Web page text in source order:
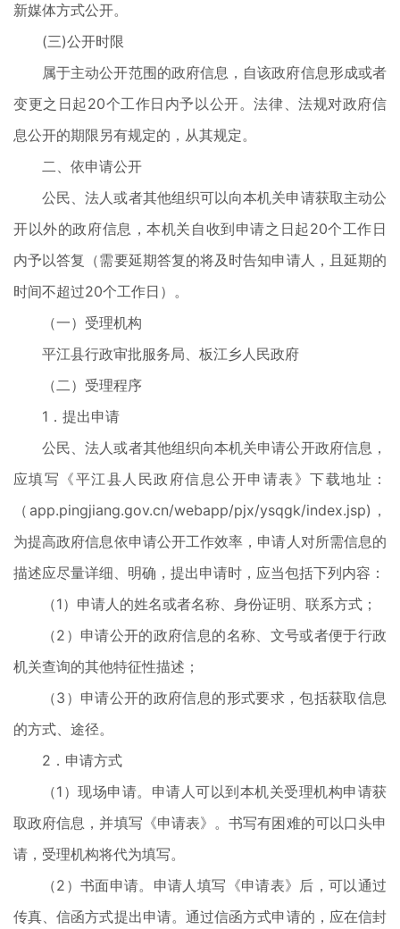
新媒体方式公开。
(三)公开时限
属于主动公开范围的政府信息，自该政府信息形成或者
变更之日起20个工作日内予以公开。法律、法规对政府信
息公开的期限另有规定的，从其规定。
二、依申请公开
公民、法人或者其他组织可以向本机关申请获取主动公
开以外的政府信息，本机关自收到申请之日起20个工作日
内予以答复（需要延期答复的将及时告知申请人，且延期的
时间不超过20个工作日）。
（一）受理机构
平江县行政审批服务局、板江乡人民政府
（二）受理程序
1．提出申请
公民、法人或者其他组织向本机关申请公开政府信息，
应填写《平江县人民政府信息公开申请表》下载地址：
（app.pingjiang.gov.cn/webapp/pjx/ysqgk/index.jsp)，
为提高政府信息依申请公开工作效率，申请人对所需信息的
描述应尽量详细、明确，提出申请时，应当包括下列内容：
（1）申请人的姓名或者名称、身份证明、联系方式；
（2）申请公开的政府信息的名称、文号或者便于行政
机关查询的其他特征性描述；
（3）申请公开的政府信息的形式要求，包括获取信息
的方式、途径。
2．申请方式
（1）现场申请。申请人可以到本机关受理机构申请获
取政府信息，并填写《申请表》。书写有困难的可以口头申
请，受理机构将代为填写。
（2）书面申请。申请人填写《申请表》后，可以通过
传真、信函方式提出申请。通过信函方式申请的，应在信封